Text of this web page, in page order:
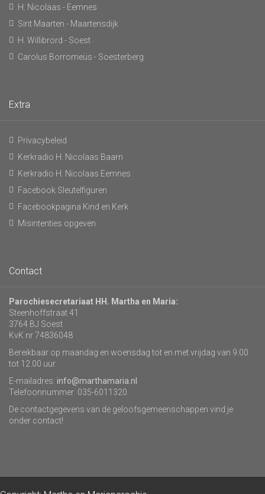
H. Nicolaas - Eemnes
Sint Maarten - Maartensdijk
H. Willibrord - Soest
Carolus Borromeüs - Soesterberg
Extra
Privacybeleid
Kerkradio H. Nicolaas Baarn
Kerkradio H. Nicolaas Eemnes
Facebook Sleutelfiguren
Facebookpagina Kind en Kerk
Misintenties opgeven
Contact
Parochiesecretariaat HH. Martha en Maria:
Steenhoffstraat 41
3764 BJ Soest
KvK nr 74836048
Bereikbaar op maandag en woensdag tot en met vrijdag van 9.00
tot 12.00 uur.
E-mailadres: info@marthamaria.nl
Telefoonnummer: 035-6011320
De contactgegevens van de geloofsgemeenschappen vind je
onder contact!